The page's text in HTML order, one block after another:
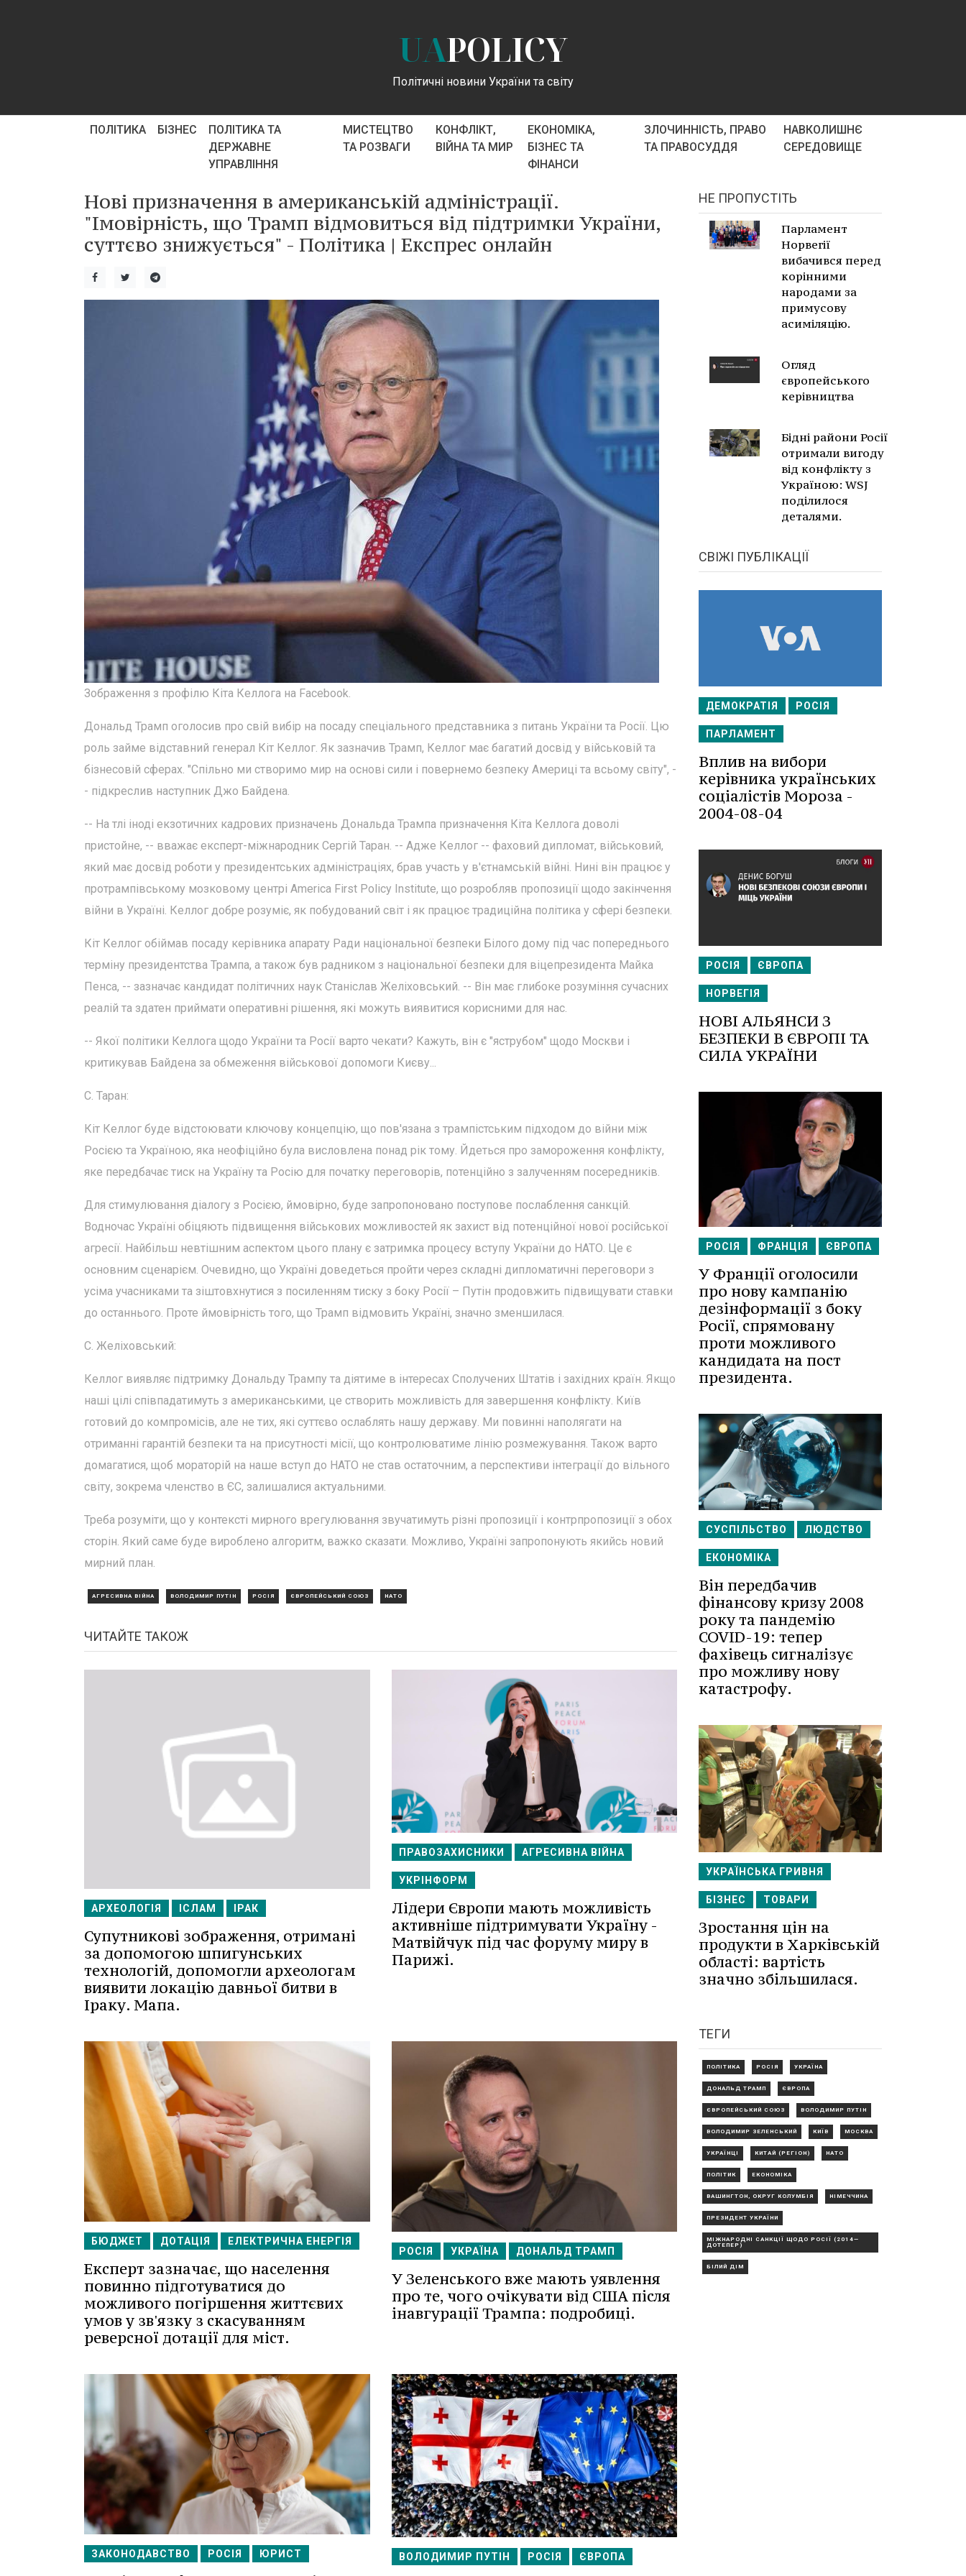
UAPOLICY
Політичні новини України та світу
ПОЛІТИКА БІЗНЕС
ПОЛІТИКА ТА
ДЕРЖАВНЕ
УПРАВЛІННЯ
МИСТЕЦТВО
ТА РОЗВАГИ
КОНФЛІКТ,
ВІЙНА ТА МИР
ЕКОНОМІКА,
БІЗНЕС ТА
ФІНАНСИ
ЗЛОЧИННІСТЬ, ПРАВО
ТА ПРАВОСУДДЯ
НАВКОЛИШНЄ
СЕРЕДОВИЩЕ
Нові призначення в американській адміністрації.
"Імовірність, що Трамп відмовиться від підтримки України,
суттєво знижується" - Політика | Експрес онлайн
Зображення з профілю Кіта Келлога на Facebook.
Дональд Трамп оголосив про свій вибір на посаду спеціального представника з питань України та Росії. Цю
роль займе відставний генерал Кіт Келлог. Як зазначив Трамп, Келлог має багатий досвід у військовій та
бізнесовій сферах. "Спільно ми створимо мир на основі сили і повернемо безпеку Америці та всьому світу", -
- підкреслив наступник Джо Байдена.
-- На тлі іноді екзотичних кадрових призначень Дональда Трампа призначення Кіта Келлога доволі
пристойне, -- вважає експерт-міжнародник Сергій Таран. -- Адже Келлог -- фаховий дипломат, військовий,
який має досвід роботи у президентських адміністраціях, брав участь у в'єтнамській війні. Нині він працює у
протрампівському мозковому центрі America First Policy Institute, що розробляв пропозиції щодо закінчення
війни в Україні. Келлог добре розуміє, як побудований світ і як працює традиційна політика у сфері безпеки.
Кіт Келлог обіймав посаду керівника апарату Ради національної безпеки Білого дому під час попереднього
терміну президентства Трампа, а також був радником з національної безпеки для віцепрезидента Майка
Пенса, -- зазначає кандидат політичних наук Станіслав Желіховський. -- Він має глибоке розуміння сучасних
реалій та здатен приймати оперативні рішення, які можуть виявитися корисними для нас.
-- Якої політики Келлога щодо України та Росії варто чекати? Кажуть, він є "яструбом" щодо Москви і
критикував Байдена за обмеження військової допомоги Києву...
С. Таран:
Кіт Келлог буде відстоювати ключову концепцію, що пов'язана з трампістським підходом до війни між
Росією та Україною, яка неофіційно була висловлена понад рік тому. Йдеться про замороження конфлікту,
яке передбачає тиск на Україну та Росію для початку переговорів, потенційно з залученням посередників.
Для стимулювання діалогу з Росією, ймовірно, буде запропоновано поступове послаблення санкцій.
Водночас Україні обіцяють підвищення військових можливостей як захист від потенційної нової російської
агресії. Найбільш невтішним аспектом цього плану є затримка процесу вступу України до НАТО. Це є
основним сценарієм. Очевидно, що Україні доведеться пройти через складні дипломатичні переговори з
усіма учасниками та зіштовхнутися з посиленням тиску з боку Росії – Путін продовжить підвищувати ставки
до останнього. Проте ймовірність того, що Трамп відмовить Україні, значно зменшилася.
С. Желіховський:
Келлог виявляє підтримку Дональду Трампу та діятиме в інтересах Сполучених Штатів і західних країн. Якщо
наші цілі співпадатимуть з американськими, це створить можливість для завершення конфлікту. Київ
готовий до компромісів, але не тих, які суттєво ослаблять нашу державу. Ми повинні наполягати на
отриманні гарантій безпеки та на присутності місії, що контролюватиме лінію розмежування. Також варто
домагатися, щоб мораторій на наше вступ до НАТО не став остаточним, а перспективи інтеграції до вільного
світу, зокрема членство в ЄС, залишалися актуальними.
Треба розуміти, що у контексті мирного врегулювання звучатимуть різні пропозиції і контрпропозиції з обох
сторін. Який саме буде вироблено алгоритм, важко сказати. Можливо, Україні запропонують якийсь новий
мирний план.
АГРЕСИВНА ВІЙНА ВОЛОДИМИР ПУТІН РОСІЯ ЄВРОПЕЙСЬКИЙ СОЮЗ НАТО
ЧИТАЙТЕ ТАКОЖ
АРХЕОЛОГІЯ ІСЛАМ ІРАК
Супутникові зображення, отримані
за допомогою шпигунських
технологій, допомогли археологам
виявити локацію давньої битви в
Іраку. Мапа.
ПРАВОЗАХИСНИКИ АГРЕСИВНА ВІЙНА
УКРІНФОРМ
Лідери Європи мають можливість
активніше підтримувати Україну -
Матвійчук під час форуму миру в
Парижі.
БЮДЖЕТ ДОТАЦІЯ ЕЛЕКТРИЧНА ЕНЕРГІЯ
Експерт зазначає, що населення
повинно підготуватися до
можливого погіршення життєвих
умов у зв'язку з скасуванням
реверсної дотації для міст.
РОСІЯ УКРАЇНА ДОНАЛЬД ТРАМП
У Зеленського вже мають уявлення
про те, чого очікувати від США після
інавгурації Трампа: подробиці.
ЗАКОНОДАВСТВО РОСІЯ ЮРИСТ ВОЛОДИМИР ПУТІН РОСІЯ ЄВРОПА
НЕ ПРОПУСТІТЬ
Парламент
Норвегії
вибачився перед
корінними
народами за
примусову
асиміляцію.
Огляд
європейського
керівництва
Бідні райони Росії
отримали вигоду
від конфлікту з
Україною: WSJ
поділилося
деталями.
СВІЖІ ПУБЛІКАЦІЇ
ДЕМОКРАТІЯ РОСІЯ
ПАРЛАМЕНТ
Вплив на вибори
керівника українських
соціалістів Мороза -
2004-08-04
РОСІЯ ЄВРОПА
НОРВЕГІЯ
НОВІ АЛЬЯНСИ З
БЕЗПЕКИ В ЄВРОПІ ТА
СИЛА УКРАЇНИ
РОСІЯ ФРАНЦІЯ ЄВРОПА
У Франції оголосили
про нову кампанію
дезінформації з боку
Росії, спрямовану
проти можливого
кандидата на пост
президента.
СУСПІЛЬСТВО ЛЮДСТВО
ЕКОНОМІКА
Він передбачив
фінансову кризу 2008
року та пандемію
COVID-19: тепер
фахівець сигналізує
про можливу нову
катастрофу.
УКРАЇНСЬКА ГРИВНЯ
БІЗНЕС ТОВАРИ
Зростання цін на
продукти в Харківській
області: вартість
значно збільшилася.
ТЕГИ
ПОЛІТИКА РОСІЯ УКРАЇНА
ДОНАЛЬД ТРАМП ЄВРОПА
ЄВРОПЕЙСЬКИЙ СОЮЗ ВОЛОДИМИР ПУТІН
ВОЛОДИМИР ЗЕЛЕНСЬКИЙ КИЇВ МОСКВА
УКРАЇНЦІ КИТАЙ (РЕГІОН) НАТО
ПОЛІТИК ЕКОНОМІКА
ВАШИНГТОН, ОКРУГ КОЛУМБІЯ НІМЕЧЧИНА
ПРЕЗИДЕНТ УКРАЇНИ
МІЖНАРОДНІ САНКЦІЇ ЩОДО РОСІЇ (2014—
ДОТЕПЕР)
БІЛИЙ ДІМ